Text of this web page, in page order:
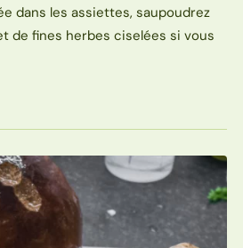
dans les assiettes, saupoudrez
de fines herbes ciselées si vous